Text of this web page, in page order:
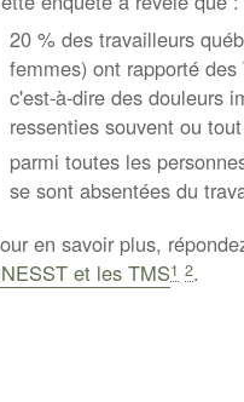
20 % des travailleurs
femmes) ont rapporté
c'est-à-dire des douleurs
ressenties souvent ou
parmi toutes les
se sont absentées du
en savoir plus,
et les TMS1 2.